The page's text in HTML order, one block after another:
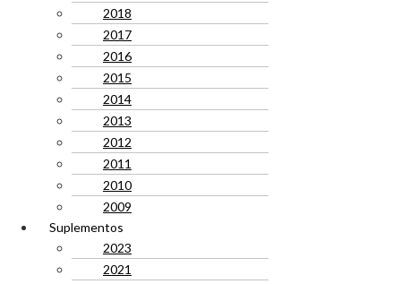
2018
2017
2016
2015
2014
2013
2012
2011
2010
2009
Suplementos
2023
2021